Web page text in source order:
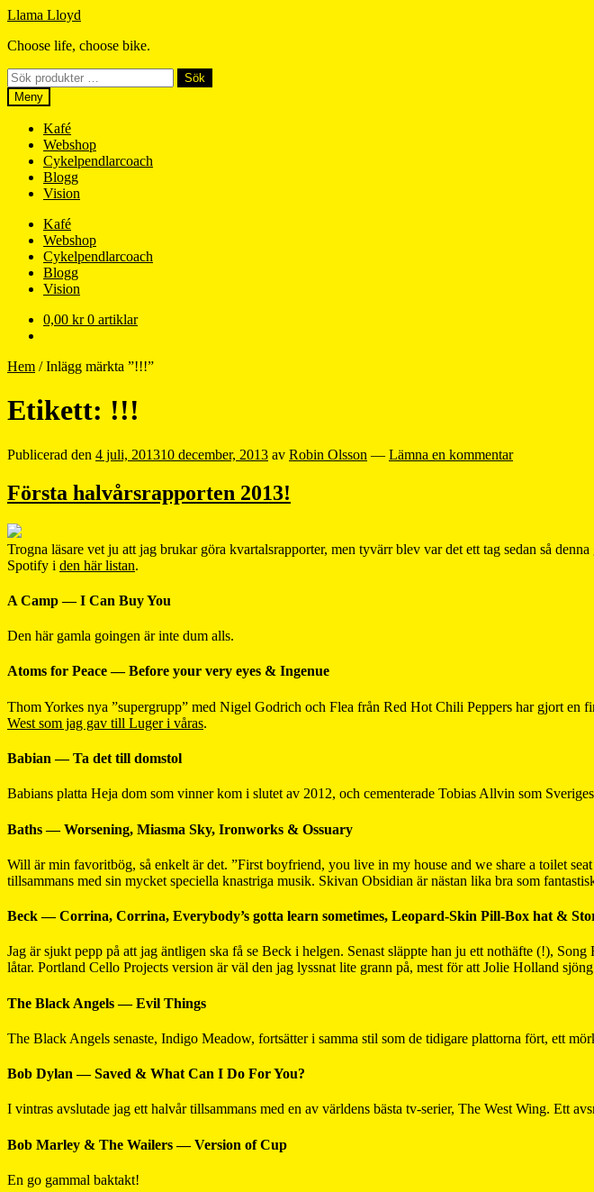
Hoppa
navigering
Hoppa
innehåll
Llama Lloyd
Choose life, choose bike.
Sök
efter:
Sök
Meny
Kafé
Webshop
Cykelpendlarcoach
Blogg
Vision
Kafé
Webshop
Cykelpendlarcoach
Blogg
Vision
0,00 kr 0 artiklar
Hem /Inlägg märkta ”!!!”
Etikett: !!!
Publicerad den 4 juli, 201310 december, 2013 av Robin Olsson — Lämna en kommentar
Första halvårsrapporten 2013!
Trogna läsare vet ju att jag brukar göra kvartalsrapporter, men tyvärr blev var det ett tag sedan så
Spotify i den här listan.
A Camp — I Can Buy You
Den här gamla goingen är inte dum alls.
Atoms for Peace — Before your very eyes & Ingenue
Thom Yorkes nya ”supergrupp” med Nigel Godrich och Flea från Red Hot Chili Peppers har gjort en
West som jag gav till Luger i våras.
Babian — Ta det till domstol
Babians platta Heja dom som vinner kom i slutet av 2012, och cementerade Tobias Allvin som
Baths — Worsening, Miasma Sky, Ironworks & Ossuary
Will är min favoritbög, så enkelt är det. ”First boyfriend, you live in my house and we share a toilet
tillsammans med sin mycket speciella knastriga musik. Skivan Obsidian är nästan lika bra som
Beck — Corrina, Corrina, Everybody’s gotta learn sometimes, Leopard-Skin Pill-Box hat &
Jag är sjukt pepp på att jag äntligen ska få se Beck i helgen. Senast släppte han ju ett nothäfte (!),
låtar. Portland Cello Projects version är väl den jag lyssnat lite grann på, mest för att Jolie Holland
The Black Angels — Evil Things
The Black Angels senaste, Indigo Meadow, fortsätter i samma stil som de tidigare plattorna fört, ett
Bob Dylan — Saved & What Can I Do For You?
I vintras avslutade jag ett halvår tillsammans med en av världens bästa tv-serier, The West Wing. Ett
Bob Marley & The Wailers — Version of Cup
En go gammal baktakt!